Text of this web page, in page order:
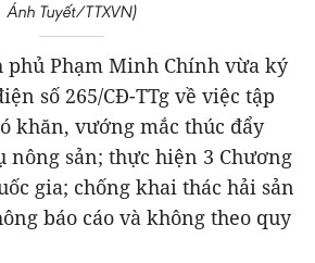
Ánh Tuyết/TTXVN)
phủ Phạm Minh Chính vừa ký
số 265/CĐ-TTg về việc tập
khăn, vướng mắc thúc đẩy
nông sản; thực hiện 3 Chương
gia; chống khai thác hải sản
báo cáo và không theo quy